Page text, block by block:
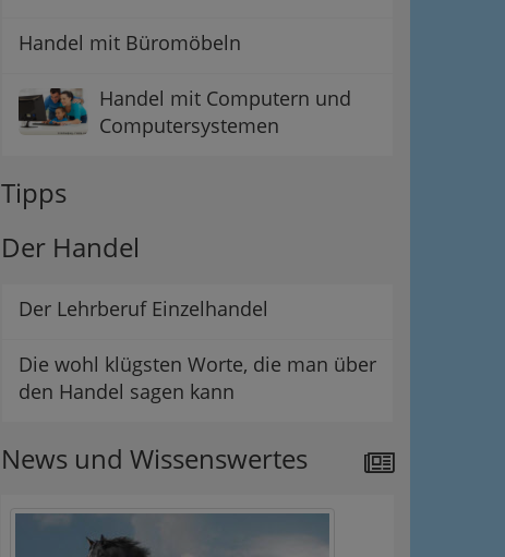
Handel mit Büromöbeln
Handel mit Computern und
Computersystemen
Tipps
Der Handel
Der Lehrberuf Einzelhandel
Die wohl klügsten Worte, die man über
den Handel sagen kann
News und Wissenswertes